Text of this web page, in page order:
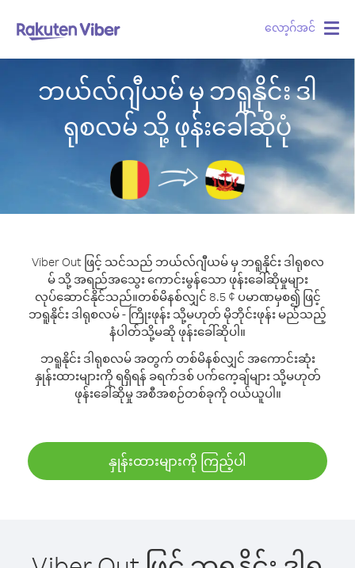
လော့ဂ်အင်
ဘယ်လ်ဂျီယမ် မှ ဘရူနိုင်း ဒါ
ရုစလမ် သို့ ဖုန်းခေါ်ဆိုပုံ
Viber Out ဖြင့် သင်သည် ဘယ်လ်ဂျီယမ် မှ ဘရူနိုင်း ဒါရုစလ
မ် သို့ အရည်အသွေး ကောင်းမွန်သော ဖုန်းခေါ်ဆိုမှုများ
လုပ်ဆောင်နိုင်သည်။တစ်မိနစ်လျှင် 8.5 ¢ ပမာဏမှစ၍ ဖြင့်
ဘရူနိုင်း ဒါရုစလမ် - ကြိုးဖုန်း သို့မဟုတ် မိုဘိုင်းဖုန်း မည်သည့်
နံပါတ်သို့မဆို ဖုန်းခေါ်ဆိုပါ။
ဘရူနိုင်း ဒါရုစလမ် အတွက် တစ်မိနစ်လျှင် အကောင်းဆုံး
နှုန်းထားများကို ရရှိရန် ခရက်ဒစ် ပက်ကေ့ချ်များ သို့မဟုတ်
ဖုန်းခေါ်ဆိုမှု အစီအစဉ်တစ်ခုကို ဝယ်ယူပါ။
နှုန်းထားများကို ကြည့်ပါ